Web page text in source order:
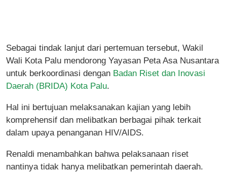
Sebagai tindak lanjut dari pertemuan tersebut, Wakil
Wali Kota Palu mendorong Yayasan Peta Asa Nusantara
untuk berkoordinasi dengan Badan Riset dan Inovasi
Daerah (BRIDA) Kota Palu.
Hal ini bertujuan melaksanakan kajian yang lebih
komprehensif dan melibatkan berbagai pihak terkait
dalam upaya penanganan HIV/AIDS.
Renaldi menambahkan bahwa pelaksanaan riset
nantinya tidak hanya melibatkan pemerintah daerah.